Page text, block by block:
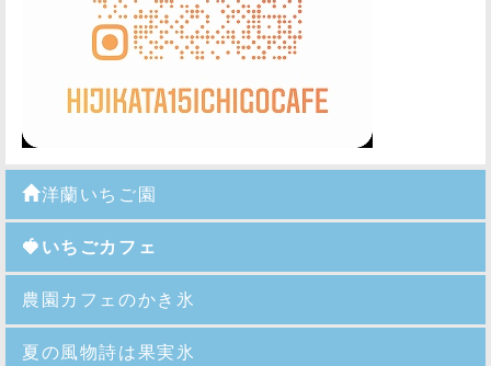
洋蘭いちご園
🍓いちごカフェ
農園カフェのかき氷
夏の風物詩は果実氷